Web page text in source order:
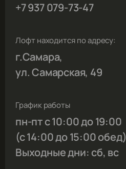
+7 937 079-73-47
Лофт находится по адресу:
г.Самара,
ул. Самарская, 49
График работы
пн-пт с 10:00 до 19:00
(с 14:00 до 15:00 обед)
Выходные дни: сб, вс